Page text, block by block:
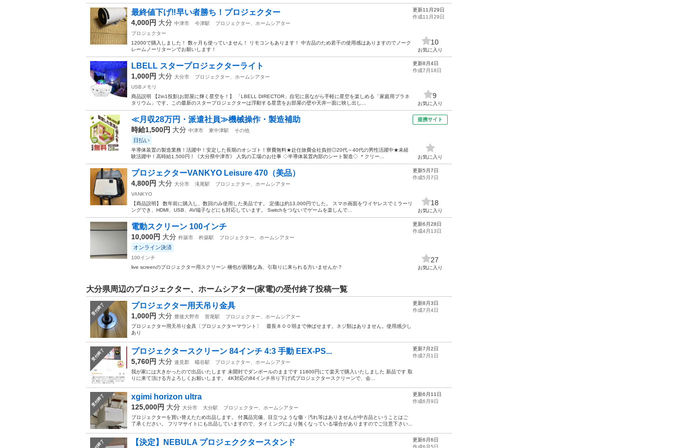
最終値下げ‼️早い者勝ち！プロジェクター
4,000円 大分 中津市 今津駅
プロジェクター、ホームシアター
プロジェクター
12000で購入しました！ 数ヶ月も使っていません！ リモコンもあります！ 中古品のため若干の使用感はありますのでノーク
レームノーリターンでお願いします！
更新11月29日
作成11月29日
10
お気に入り
LBELL スタープロジェクターライト
1,000円 大分 大分市
プロジェクター、ホームシアター
USBメモリ
商品説明 【2in1投影|お部屋に輝く星空を！】 「LBELL DIRECTOR」自宅に居ながら手軽に星空を楽しめる「家庭用プラネ
タリウム」です。この最新のスタープロジェクターは浮動する星雲をお部屋の壁や天井一面に映し出し...
更新8月4日
作成7月18日
9
お気に入り
≪月収28万円・派遣社員≫機械操作・製造補助
時給1,500円 大分 中津市 東中津駅 その他
日払い
半導体装置の製造業務！活躍中！安定した長期のオシゴト！寮費無料★赴任旅費会社負担◎20代～40代の男性活躍中★未経
験活躍中！高時給1,500円！《大分県中津市》 人気の工場のお仕事 ◇半導体装置内部のシート製造◇ ＊クリー...
提携サイト
お気に入り
プロジェクターVANKYO Leisure 470（美品）
4,800円 大分 大分市 滝尾駅
プロジェクター、ホームシアター
VANKYO
【商品説明】 数年前に購入し、数回のみ使用した美品です。 定価は約13,000円でした。 スマホ画面をワイヤレスでミラーリ
ングでき、HDMI、USB、AV端子などにも対応しています。 Switchをつないでゲームを楽しんで...
更新5月7日
作成5月7日
18
お気に入り
電動スクリーン 100インチ
10,000円 大分 杵築市 杵築駅 プロジェクター、ホームシアター
オンライン決済
100インチ
live screenのプロジェクター用スクリーン 梱包が困難な為、引取りに来られる方いませんか？
更新6月28日
作成4月13日
27
お気に入り
大分県周辺のプロジェクター、ホームシアター(家電)の受付終了投稿一覧
受付終了 プロジェクター用天吊り金具
1,000円 大分 豊後大野市 菅尾駅
プロジェクター、ホームシアター
プロジェクター用天吊り金具〔プロジェクターマウント〕 最長８００弱まで伸ばせます。ネジ類はありません。使用感少し
あり
更新8月3日
作成7月4日
受付終了 プロジェクタースクリーン 84インチ 4:3 手動 EEX-PS...
5,760円 大分 速見郡 暘谷駅
プロジェクター、ホームシアター
我が家には大きかったので出品いたします 未開封でダンボールのままです 11800円にて楽天で購入いたしました 新品です 取
りに来て頂ける方よろしくお願いします。 4K対応の84インチ吊り下げ式プロジェクタースクリーンで、会...
更新7月2日
作成7月1日
受付終了 xgimi horizon ultra
125,000円 大分 大分市 大分駅
プロジェクター、ホームシアター
プロジェクターを買い替えたため出品します。 付属品完備、目立つような傷・汚れ等はありませんが中古品ということはご
了承ください。 フリマサイトにも出品していますので、タイミングにより無くなっている場合がありますのでご注意下さい...
更新6月11日
作成6月9日
【決定】NEBULA プロジェククタースタンド
更新6月6日
作成6月5日